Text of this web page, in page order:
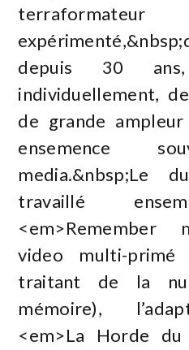
depuis 30
individuellement,
de grande
ensemence
media.&nbsp;Le
travaillé
<em>Remember
video multi-primé
traitant de la
mémoire),
<em>La Horde du